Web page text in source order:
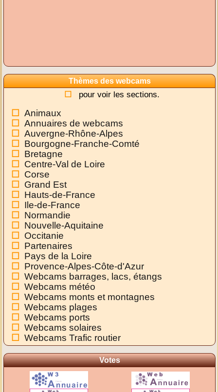
Thèmes des webcams
pour voir les sections.
Animaux
Annuaires de webcams
Auvergne-Rhône-Alpes
Bourgogne-Franche-Comté
Bretagne
Centre-Val de Loire
Corse
Grand Est
Hauts-de-France
Ile-de-France
Normandie
Nouvelle-Aquitaine
Occitanie
Partenaires
Pays de la Loire
Provence-Alpes-Côte-d'Azur
Webcams barrages, lacs, étangs
Webcams météo
Webcams monts et montagnes
Webcams plages
Webcams ports
Webcams solaires
Webcams Trafic routier
Votes